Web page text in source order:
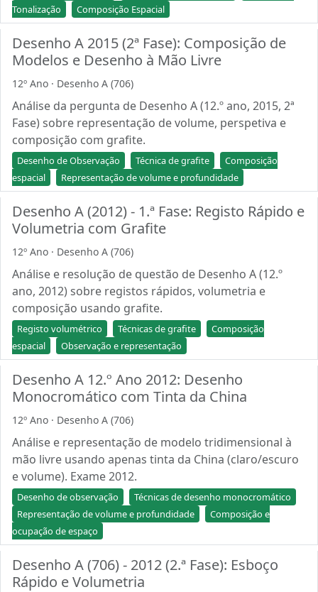
Tonalização
Composição Espacial
Desenho A 2015 (2ª Fase): Composição de
Modelos e Desenho à Mão Livre
12º Ano · Desenho A (706)
Análise da pergunta de Desenho A (12.º ano, 2015, 2ª
Fase) sobre representação de volume, perspetiva e
composição com grafite.
Desenho de Observação Técnica de grafite
Composição
espacial
Representação de volume e profundidade
Desenho A (2012) - 1.ª Fase: Registo Rápido e
Volumetria com Grafite
12º Ano · Desenho A (706)
Análise e resolução de questão de Desenho A (12.º
ano, 2012) sobre registos rápidos, volumetria e
composição usando grafite.
Registo volumétrico Técnicas de grafite
Composição
espacial
Observação e representação
Desenho A 12.º Ano 2012: Desenho
Monocromático com Tinta da China
12º Ano · Desenho A (706)
Análise e representação de modelo tridimensional à
mão livre usando apenas tinta da China (claro/escuro
e volume). Exame 2012.
Desenho de observação
Técnicas de desenho monocromático
Representação de volume e profundidade
Composição e
ocupação de espaço
Desenho A (706) - 2012 (2.ª Fase): Esboço
Rápido e Volumetria